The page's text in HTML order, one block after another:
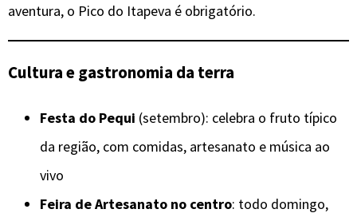
aventura, o Pico do Itapeva é obrigatório.
Cultura e gastronomia da terra
Festa do Pequi (setembro): celebra o fruto típico
da região, com comidas, artesanato e música ao
vivo
Feira de Artesanato no centro: todo domingo,